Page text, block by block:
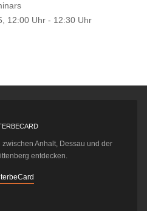
12:00 Uhr - 12:30 Uhr
Anhalt, Dessau und der
entdecken.